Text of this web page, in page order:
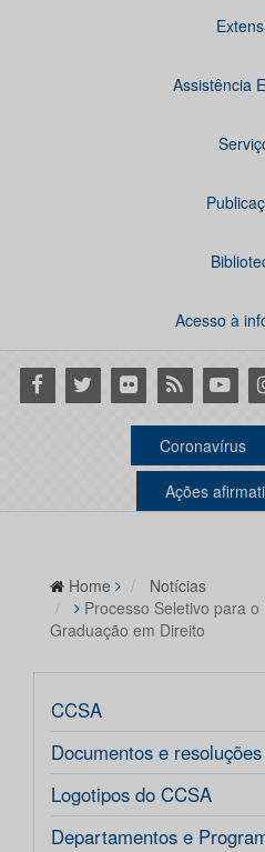
Assistência
Acesso à
Facebook
Twitter Flickr RSS
Coronavírus
Ações
Home
Notícias
Processo Seletivo para
Graduação em Direito
CCSA
Documentos e resoluções
Logotipos do CCSA
Departamentos e